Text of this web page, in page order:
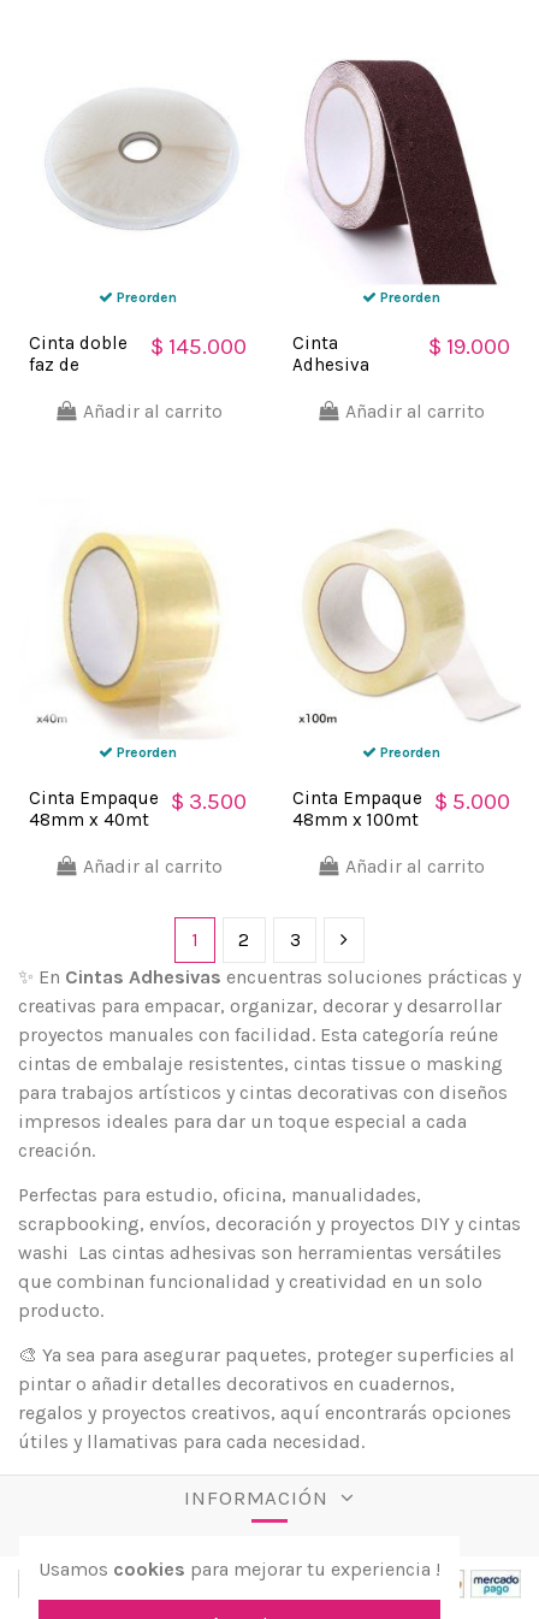
Preorden
Cinta doble
faz de
permanente
$ 145.000
Añadir al carrito
Preorden
Cinta
Adhesiva
48mm x 5mts
$ 19.000
Añadir al carrito
Preorden
Cinta Empaque
48mm x 40mt
polipropileno
$ 3.500
Añadir al carrito
Preorden
Cinta Empaque
48mm x 100mt
polipropileno
$ 5.000
Añadir al carrito
1 2
3
✨ En Cintas Adhesivas encuentras soluciones prácticas y
creativas para empacar, organizar, decorar y desarrollar
proyectos manuales con facilidad. Esta categoría reúne
cintas de embalaje resistentes, cintas tissue o masking
para trabajos artísticos y cintas decorativas con diseños
impresos ideales para dar un toque especial a cada
creación.
Perfectas para estudio, oficina, manualidades,
scrapbooking, envíos, decoración y proyectos DIY y cintas
washi Las cintas adhesivas son herramientas versátiles
que combinan funcionalidad y creatividad en un solo
producto.
🎨 Ya sea para asegurar paquetes, proteger superficies al
pintar o añadir detalles decorativos en cuadernos,
regalos y proyectos creativos, aquí encontrarás opciones
útiles y llamativas para cada necesidad.
INFORMACIÓN
Usamos cookies para mejorar tu experiencia !